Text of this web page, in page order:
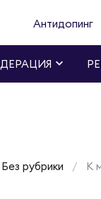
Антидопинг
Без рубрики К